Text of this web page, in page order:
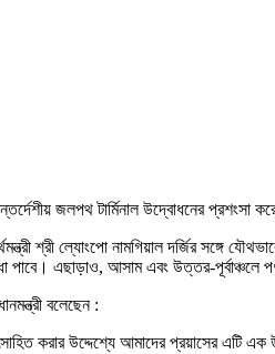
জলপথ টার্মিনাল উদ্বোধনের প্রশংসা
শ্রী ল্যোংপো নামগিয়াল দর্জির সঙ্গে
পাবে। এছাড়াও, আসাম এবং উত্তর-পূর্বাঞ্চলে
বলেছেন :
করার উদ্দেশ্যে আমাদের প্রয়াসের এটি